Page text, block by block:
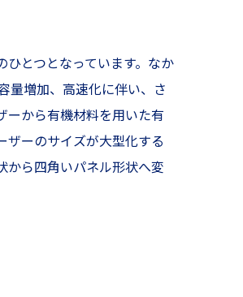
とつとなっています。なか
量増加、高速化に伴い、さ
ーから有機材料を用いた有
ザーのサイズが大型化する
から四角いパネル形状へ変